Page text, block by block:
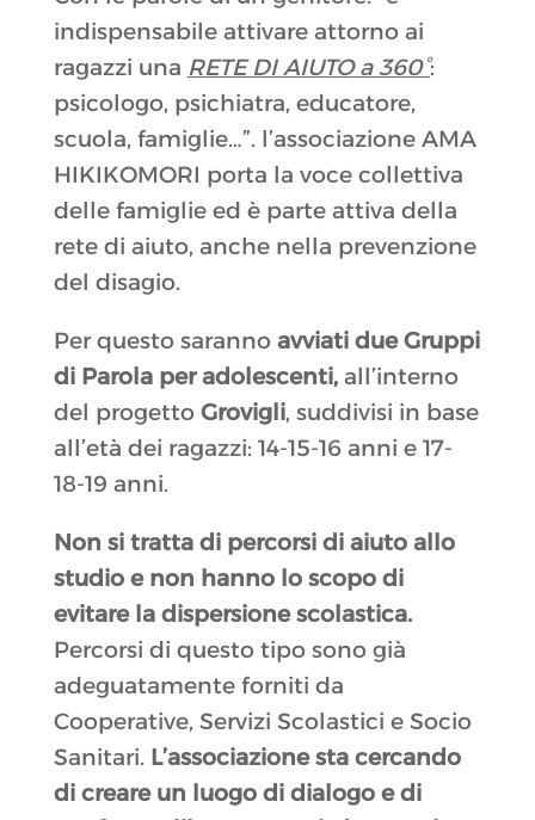
indispensabile attivare attorno ai
ragazzi una RETE DI AIUTO a 360°:
psicologo, psichiatra, educatore,
scuola, famiglie…”. l’associazione AMA
HIKIKOMORI porta la voce collettiva
delle famiglie ed è parte attiva della
rete di aiuto, anche nella prevenzione
del disagio.
Per questo saranno avviati due Gruppi
di Parola per adolescenti,all’interno
del progetto Grovigli, suddivisi in base
all’età dei ragazzi: 14-15-16 anni e 17-
18-19 anni.
Non si tratta di percorsi di aiuto allo
studio e non hanno lo scopo di
evitare la dispersione scolastica.
Percorsi di questo tipo sono già
adeguatamente forniti da
Cooperative, Servizi Scolastici e Socio
Sanitari. L’associazione sta cercando
di creare un luogo di dialogo e di